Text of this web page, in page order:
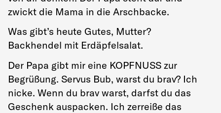
zwickt die Mama in die Arschbacke.
Was gibt’s heute Gutes, Mutter?
Backhendel mit Erdäpfelsalat.
Der Papa gibt mir eine KOPFNUSS zur
Begrüßung. Servus Bub, warst du brav? Ich
nicke. Wenn du brav warst, darfst du das
Geschenk auspacken. Ich zerreiße das